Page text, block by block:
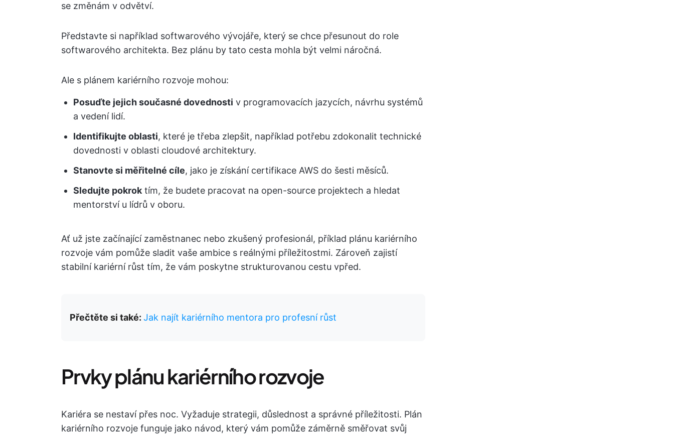
se změnám v odvětví.
Představte si například softwarového vývojáře, který se chce přesunout do role
softwarového architekta. Bez plánu by tato cesta mohla být velmi náročná.
Ale s plánem kariérního rozvoje mohou:
Posuďte jejich současné dovednosti v programovacích jazycích, návrhu systémů
a vedení lidí.
Identifikujte oblasti, které je třeba zlepšit, například potřebu zdokonalit technické
dovednosti v oblasti cloudové architektury.
Stanovte si měřitelné cíle, jako je získání certifikace AWS do šesti měsíců.
Sledujte pokrok tím, že budete pracovat na open-source projektech a hledat
mentorství u lídrů v oboru.
Ať už jste začínající zaměstnanec nebo zkušený profesionál, příklad plánu kariérního
rozvoje vám pomůže sladit vaše ambice s reálnými příležitostmi. Zároveň zajistí
stabilní kariérní růst tím, že vám poskytne strukturovanou cestu vpřed.
Přečtěte si také: Jak najít kariérního mentora pro profesní růst
Prvky plánu kariérního rozvoje
Kariéra se nestaví přes noc. Vyžaduje strategii, důslednost a správné příležitosti. Plán
kariérního rozvoje funguje jako návod, který vám pomůže záměrně směřovat svůj